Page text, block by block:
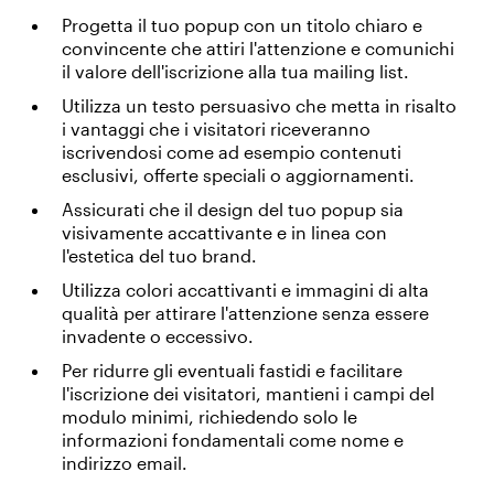
Progetta il tuo popup con un titolo chiaro e
convincente che attiri l'attenzione e comunichi
il valore dell'iscrizione alla tua mailing list.
Utilizza un testo persuasivo che metta in risalto
i vantaggi che i visitatori riceveranno
iscrivendosi come ad esempio contenuti
esclusivi, offerte speciali o aggiornamenti.
Assicurati che il design del tuo popup sia
visivamente accattivante e in linea con
l'estetica del tuo brand.
Utilizza colori accattivanti e immagini di alta
qualità per attirare l'attenzione senza essere
invadente o eccessivo.
Per ridurre gli eventuali fastidi e facilitare
l'iscrizione dei visitatori, mantieni i campi del
modulo minimi, richiedendo solo le
informazioni fondamentali come nome e
indirizzo email.